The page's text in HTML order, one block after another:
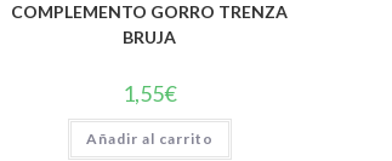
COMPLEMENTO GORRO TRENZA
BRUJA
1,55€
Añadir al carrito